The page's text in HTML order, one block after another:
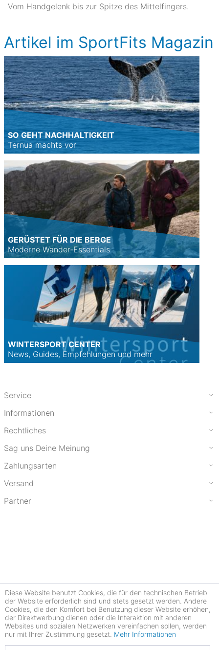
Vom Handgelenk bis zur Spitze des Mittelfingers.
Artikel im SportFits Magazin
SO GEHT NACHHALTIGKEIT
Ternua machts vor
GERÜSTET FÜR DIE BERGE
Moderne Wander-Essentials
WINTERSPORT CENTER
News, Guides, Empfehlungen und mehr
Service
Informationen
Rechtliches
Sag uns Deine Meinung
Zahlungsarten
Versand
Partner
Diese Website benutzt Cookies, die für den technischen Betrieb
der Website erforderlich sind und stets gesetzt werden. Andere
Cookies, die den Komfort bei Benutzung dieser Website erhöhen,
der Direktwerbung dienen oder die Interaktion mit anderen
Websites und sozialen Netzwerken vereinfachen sollen, werden
nur mit Ihrer Zustimmung gesetzt. Mehr Informationen